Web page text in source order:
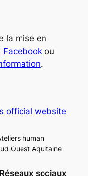
la mise en
Facebookou
.
official website
human
Ouest Aquitaine
Réseaux sociaux